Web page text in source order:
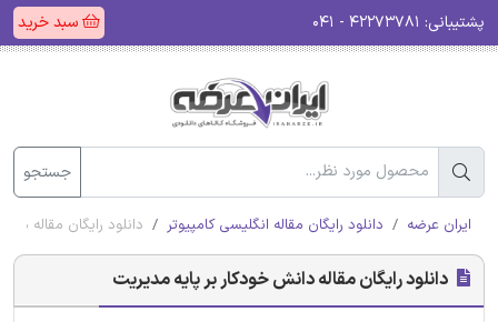
پشتیبانی: سبد خرید
جستجو
ایران عرضه دانلود رایگان مقاله انگلیسی کامپیوتر دانلود رایگان مقاله
دانلود رایگان مقاله دانش خودکار بر پایه مدیریت